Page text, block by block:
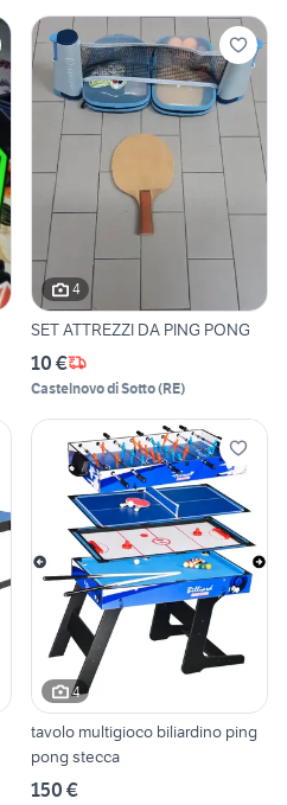
4
SET ATTREZZI DA PING PONG
10 €
Castelnovo di Sotto(RE)
4
tavolo multigioco biliardino ping
pong stecca
150 €